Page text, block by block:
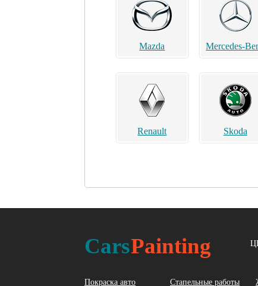
Mazda Mercedes-
Renault Skoda
CarsPainting
Покраска авто Стапельные работы